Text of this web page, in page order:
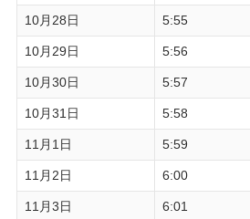
10月28日 5:55
10月29日 5:56
10月30日 5:57
10月31日 5:58
11月1日 5:59
11月2日 6:00
11月3日 6:01